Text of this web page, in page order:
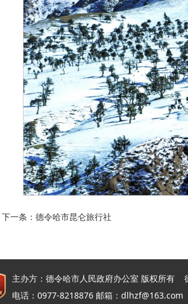
下一条： 德令哈市昆仑旅行社
主办方：德令哈市人民政府办公室 版权所有
电话：0977-8218876 邮箱：dlhzf@163.com